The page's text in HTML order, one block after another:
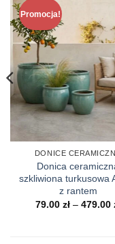
Promocja!
DONICE
Donica
szkliwiona turkusowa
z rantem
79.00 zł – 479.00